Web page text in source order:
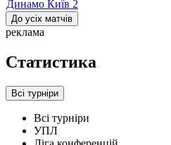
Динамо Київ 2
До усіх матчів
реклама
Статистика
Всі турніри
Всі турніри
УПЛ